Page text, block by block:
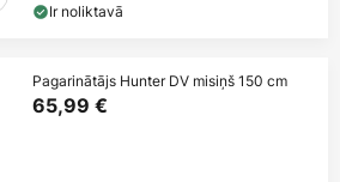
Ir noliktavā
Pagarinātājs Hunter DV misiņš 150 cm
65,99 €